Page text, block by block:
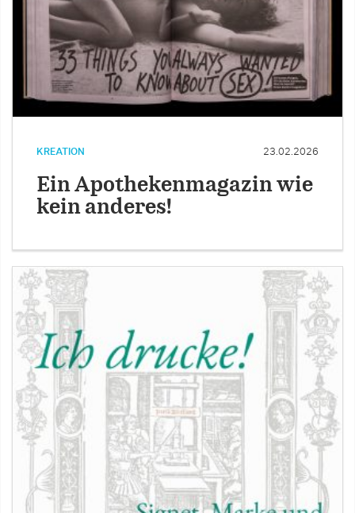
KREATION 23.02.2026
Ein Apothekenmagazin wie
kein anderes!